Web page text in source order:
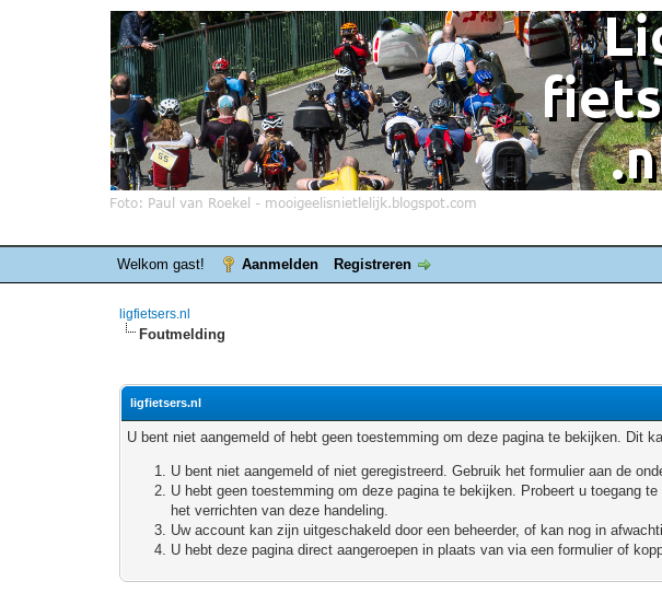
Welkom gast! Aanmelden Registreren
ligfietsers.nl
Foutmelding
ligfietsers.nl
U bent niet aangemeld of hebt geen toestemming om deze pagina te bekijken. Dit
U bent niet aangemeld of niet geregistreerd. Gebruik het formulier aan de
U hebt geen toestemming om deze pagina te bekijken. Probeert u toegang
het verrichten van deze handeling.
Uw account kan zijn uitgeschakeld door een beheerder, of kan nog in
U hebt deze pagina direct aangeroepen in plaats van via een formulier of